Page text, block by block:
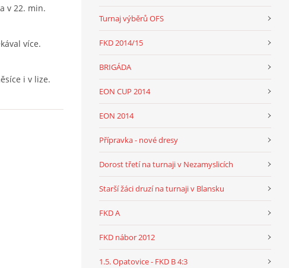
v 22. min.
více.
i v lize.
Turnaj výběrů OFS
FKD 2014/15
BRIGÁDA
EON CUP 2014
EON 2014
Přípravka - nové dresy
Dorost třetí na turnaji v Nezamyslicích
Starší žáci druzí na turnaji v Blansku
FKD A
FKD nábor 2012
1.5. Opatovice - FKD B 4:3